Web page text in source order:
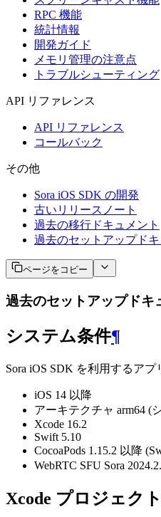
RPC 機能
統計情報
開発ガイド
メモリ管理の注意点
トラブルシューティング
API リファレンス
API リファレンス
コールバック
その他
Sora iOS SDK の開発
古いリリースノート
過去の移行ドキュメント
過去のセットアップドキ
ページをコピー
過去のセットアップドキ
システム条件¶
Sora iOS SDK を利用するア
iOS 14 以降
アーキテクチャ arm64 (
Xcode 16.2
Swift 5.10
CocoaPods 1.15.2 以降
WebRTC SFU Sora
Xcode プロジェク